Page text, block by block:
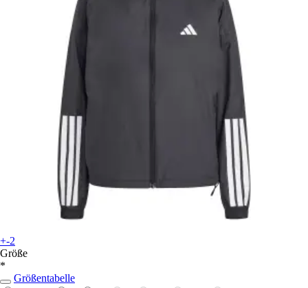
+-2
Größe
*
Größentabelle